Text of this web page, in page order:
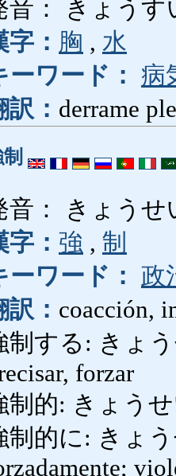
音： きょうす
字： 胸 , 水
ーワード： 病
訳： derrame
音： きょうせ
字： 強 , 制
ーワード： 政
訳： coacción,
制する: きょう
forzar
制的: きょう
制的に: きょ